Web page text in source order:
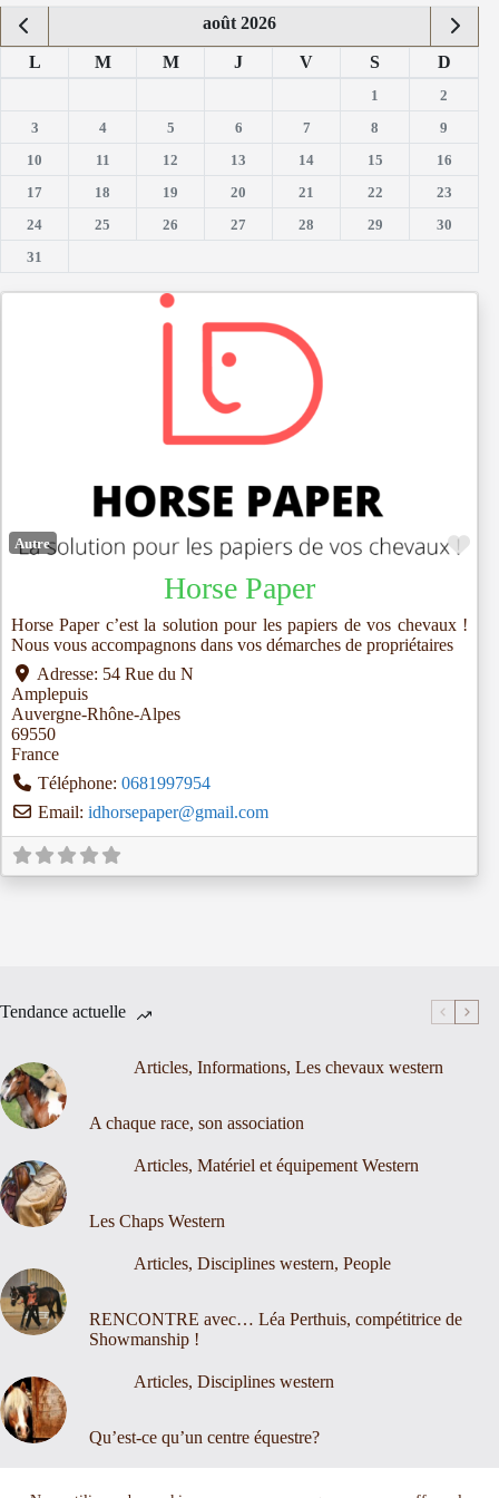
août 2026
L M M J V S D
1
2
3
4 5 6 7 8
9
10
11 12 13 14 15
16
17
18 19 20 21 22
23
24
25 26 27 28 29
30
31
Autre
Horse Paper
Horse Paper c’est la solution pour les papiers de vos chevaux !
Nous vous accompagnons dans vos démarches de propriétaires
Adresse: 54 Rue du N
Amplepuis
Auvergne-Rhône-Alpes
69550
France
Téléphone: 0681997954
Email: idhorsepaper@gmail.com
Tendance actuelle
Articles, Informations, Les chevaux western
A chaque race, son association
Articles, Matériel et équipement Western
Les Chaps Western
Articles, Disciplines western, People
RENCONTRE avec… Léa Perthuis, compétitrice de
Showmanship !
Articles, Disciplines western
Qu’est-ce qu’un centre équestre?
Nous contacter Mentions légales